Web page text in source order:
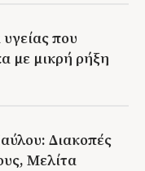
που
με μικρή ρήξη
Διακοπές
Μελίτα